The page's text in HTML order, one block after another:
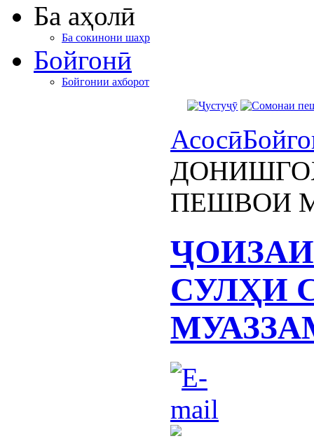
Ба аҳолӣ
Ба сокинони шаҳр
Бойгонӣ
Бойгонии ахборот
Асосӣ
ПЕШВОИ
СУЛҲИ